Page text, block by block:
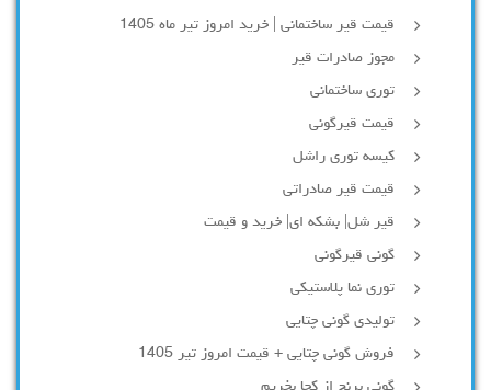
قیمت قیر ساختمانی | خرید امروز تیر ماه 1405
مجوز صادرات قیر
توری ساختمانی
قیمت قیرگونی
کیسه توری راشل
قیمت قیر صادراتی
قیر شل| بشکه ای| خرید و قیمت
گونی قیرگونی
توری نما پلاستیکی
تولیدی گونی چتایی
فروش گونی چتایی + قیمت امروز تیر 1405